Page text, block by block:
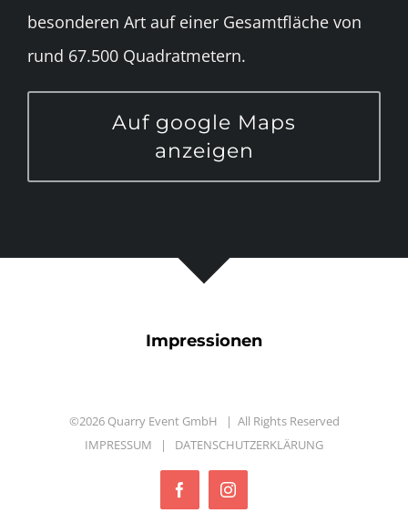
besonderen Art auf einer Gesamtfläche von
rund 67.500 Quadratmetern.
Auf google Maps
anzeigen
Impressionen
©2026 Quarry Event GmbH | All Rights Reserved
IMPRESSUM | DATENSCHUTZERKLÄRUNG
FacebookInstagram